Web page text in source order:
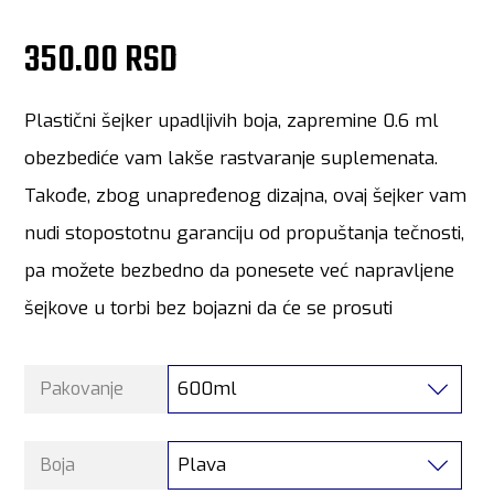
350.00 RSD
Plastični šejker upadljivih boja, zapremine 0.6 ml
obezbediće vam lakše rastvaranje suplemenata.
Takođe, zbog unapređenog dizajna, ovaj šejker vam
nudi stopostotnu garanciju od propuštanja tečnosti,
pa možete bezbedno da ponesete već napravljene
šejkove u torbi bez bojazni da će se prosuti
Pakovanje 600ml
Boja Plava